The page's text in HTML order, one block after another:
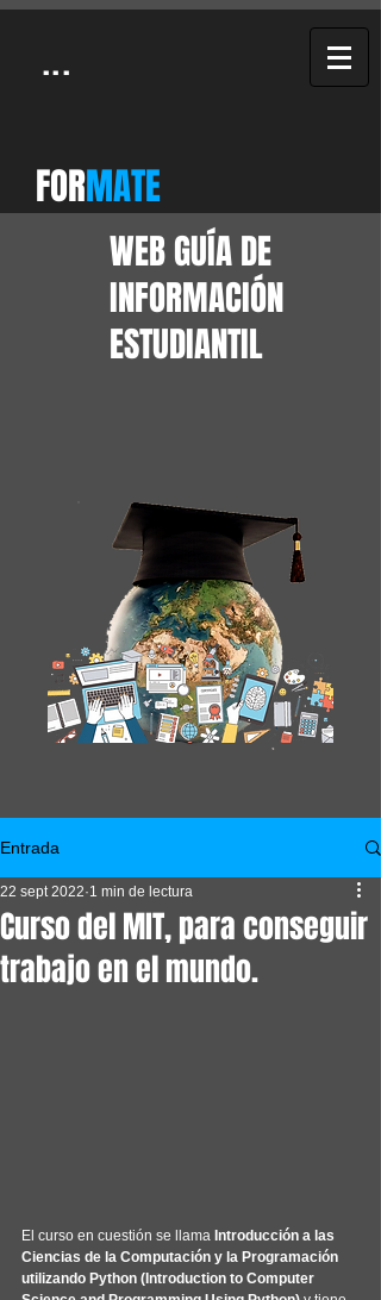
...
FORMATE
WEB GUÍA DE
INFORMACIÓN
ESTUDIANTIL
Entrada
Curso del MIT, para conseguir
trabajo en el mundo.
22 sept 2022 1 min de lectura
El curso en cuestión se llama Introducción a las
Ciencias de la Computación y la Programación
utilizando Python (Introduction to Computer